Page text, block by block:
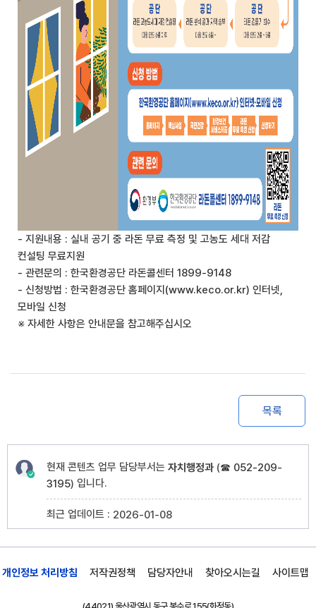
- 지원내용 : 실내 공기 중 라돈 무료 측정 및 고농도 세대 저감
컨설팅 무료지원
- 관련문의 : 한국환경공단 라돈콜센터 1899-9148
- 신청방법 : 한국환경공단 홈페이지(www.keco.or.kr) 인터넷,
모바일 신청
※ 자세한 사항은 안내문을 참고해주십시오
목록
현재 콘텐츠 업무 담당부서는 자치행정과 (☎ 052-209-
3195) 입니다.
최근 업데이트 : 2026-01-08
개인정보 처리방침 저작권정책 담당자안내 찾아오시는길 사이트맵